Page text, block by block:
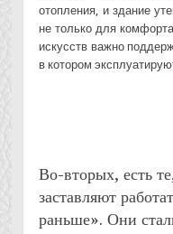
отопления, и здание
не только для
искусств важно
в котором
Во-вторых, есть
заставляют
раньше». Они